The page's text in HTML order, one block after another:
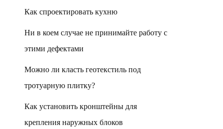
Как спроектировать кухню
Ни в коем случае не принимайте работу с
этими дефектами
Можно ли класть геотекстиль под
тротуарную плитку?
Как установить кронштейны для
крепления наружных блоков